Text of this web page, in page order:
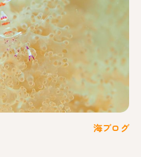
海ブログ